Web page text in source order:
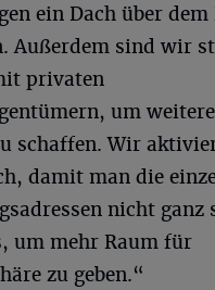
ein Dach über dem
Außerdem sind wir
privaten
um weitere
schaffen. Wir
damit man die
nicht ganz
um mehr Raum für
zu geben.“